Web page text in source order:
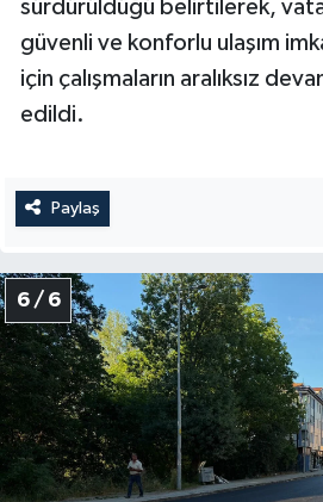
sürdürüldüğü belirtilerek,
güvenli ve konforlu ulaşım
için çalışmaların aralıksız
edildi.
Paylaş
6 / 6